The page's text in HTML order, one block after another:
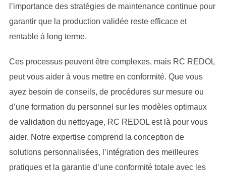
l’importance des stratégies de maintenance continue pour
garantir que la production validée reste efficace et
rentable à long terme.
Ces processus peuvent être complexes, mais RC REDOL
peut vous aider à vous mettre en conformité. Que vous
ayez besoin de conseils, de procédures sur mesure ou
d’une formation du personnel sur les modèles optimaux
de validation du nettoyage, RC REDOL est là pour vous
aider. Notre expertise comprend la conception de
solutions personnalisées, l’intégration des meilleures
pratiques et la garantie d’une conformité totale avec les